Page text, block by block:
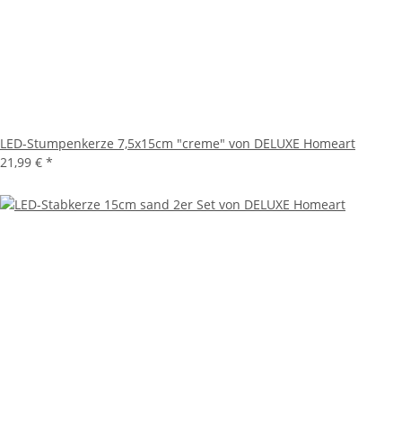
LED-Stumpenkerze 7,5x15cm "creme" von DELUXE Homeart
21,99 € *